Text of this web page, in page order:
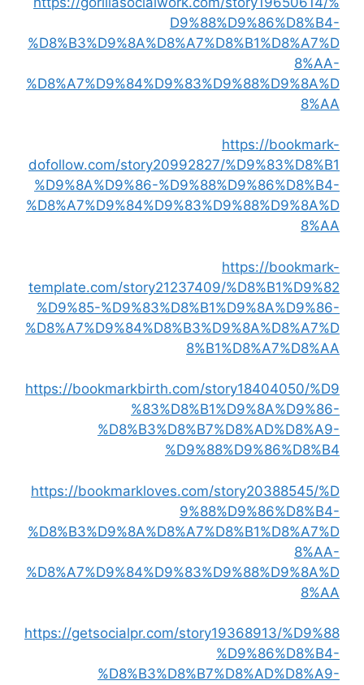
D9%88%D9%86%D8%B4-
%D8%B3%D9%8A%D8%A7%D8%B1%D8%A7%D
8%AA-
%D8%A7%D9%84%D9%83%D9%88%D9%8A%D
8%AA
https://bookmark-
dofollow.com/story20992827/%D9%83%D8%B1
%D9%8A%D9%86-%D9%88%D9%86%D8%B4-
%D8%A7%D9%84%D9%83%D9%88%D9%8A%D
8%AA
https://bookmark-
template.com/story21237409/%D8%B1%D9%82
%D9%85-%D9%83%D8%B1%D9%8A%D9%86-
%D8%A7%D9%84%D8%B3%D9%8A%D8%A7%D
8%B1%D8%A7%D8%AA
https://bookmarkbirth.com/story18404050/%D9
%83%D8%B1%D9%8A%D9%86-
%D8%B3%D8%B7%D8%AD%D8%A9-
%D9%88%D9%86%D8%B4
https://bookmarkloves.com/story20388545/%D
9%88%D9%86%D8%B4-
%D8%B3%D9%8A%D8%A7%D8%B1%D8%A7%D
8%AA-
%D8%A7%D9%84%D9%83%D9%88%D9%8A%D
8%AA
https://getsocialpr.com/story19368913/%D9%88
%D9%86%D8%B4-
%D8%B3%D8%B7%D8%AD%D8%A9-